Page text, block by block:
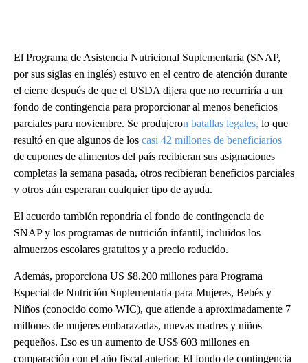
El Programa de Asistencia Nutricional Suplementaria (SNAP,
por sus siglas en inglés) estuvo en el centro de atención durante
el cierre después de que el USDA dijera que no recurriría a un
fondo de contingencia para proporcionar al menos beneficios
parciales para noviembre. Se produjeron batallas legales, lo que
resultó en que algunos de los casi 42 millones de beneficiarios
de cupones de alimentos del país recibieran sus asignaciones
completas la semana pasada, otros recibieran beneficios parciales
y otros aún esperaran cualquier tipo de ayuda.
El acuerdo también repondría el fondo de contingencia de
SNAP y los programas de nutrición infantil, incluidos los
almuerzos escolares gratuitos y a precio reducido.
Además, proporciona US $8.200 millones para Programa
Especial de Nutrición Suplementaria para Mujeres, Bebés y
Niños (conocido como WIC), que atiende a aproximadamente 7
millones de mujeres embarazadas, nuevas madres y niños
pequeños. Eso es un aumento de US$ 603 millones en
comparación con el año fiscal anterior. El fondo de contingencia